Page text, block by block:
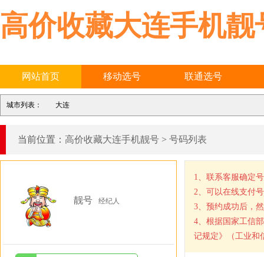
高价收藏大连手机靓
网站首页 移动选号 联通选号
城市列表： 大连
当前位置： 高价收藏大连手机靓号 > 号码列表
1、联系客服确定
2、可以在线支付
3、预约成功后，
4、根据国家工信
记规定》（工业和
靓号 经纪人